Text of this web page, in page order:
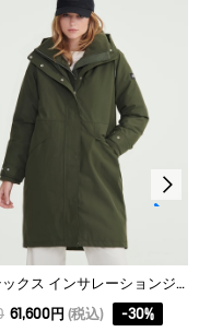
ゴアテックス インサレーションジャケット
61,600円 (税込) -30%